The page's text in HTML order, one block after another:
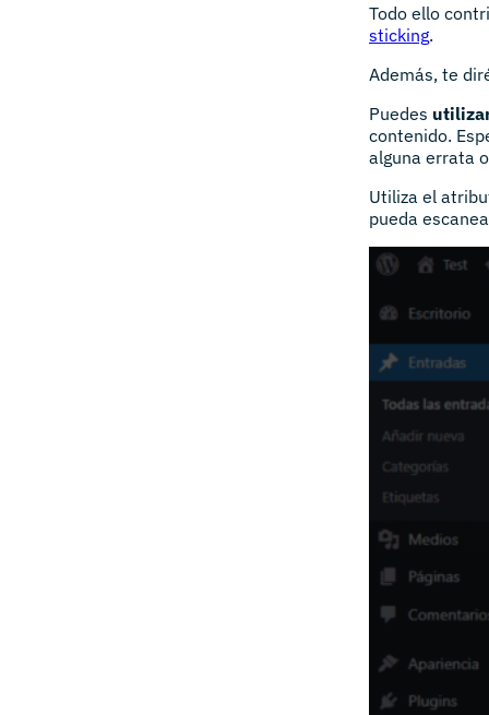
Todo ello
sticking.
Además, te
Puedes
contenido.
alguna errata
Utiliza el
pueda